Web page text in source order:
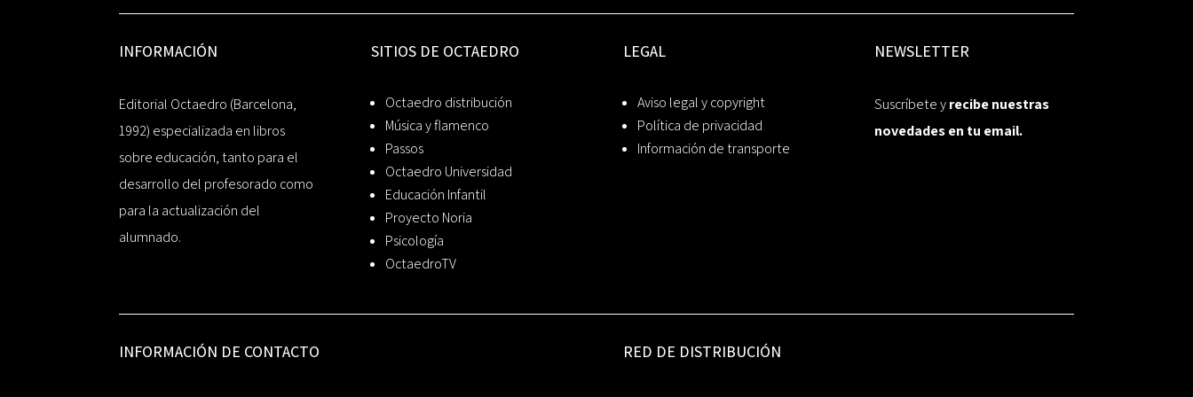
INFORMACIÓN
Editorial Octaedro (Barcelona,
1992) especializada en libros
sobre educación, tanto para el
desarrollo del profesorado como
para la actualización del
alumnado.
SITIOS DE OCTAEDRO
Octaedro distribución
Música y flamenco
Passos
Octaedro Universidad
Educación Infantil
Proyecto Noria
Psicología
OctaedroTV
LEGAL
Aviso legal y copyright
Política de privacidad
Información de transporte
NEWSLETTER
Suscríbete yrecibe nuestras
novedades en tu email.
INFORMACIÓN DE CONTACTO RED DE DISTRIBUCIÓN